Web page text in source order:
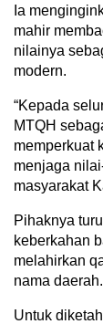
Ia
mahir
nilainya
modern.
“Kepada
MTQH
memperkuat
menjaga
masyarakat
Pihaknya
keberkahan
melahirkan
nama daerah.
Untuk